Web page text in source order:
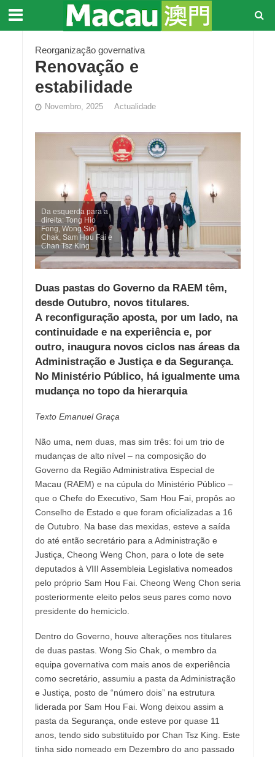
Reorganização governativa
Renovação e
estabilidade
Novembro, 2025 Actualidade
Da esquerda para a
direita: Tong Hio
Fong, Wong Sio
Chak, Sam Hou Fai e
Chan Tsz King
Duas pastas do Governo da RAEM têm,
desde Outubro, novos titulares.
A reconfiguração aposta, por um lado, na
continuidade e na experiência e, por
outro, inaugura novos ciclos nas áreas da
Administração e Justiça e da Segurança.
No Ministério Público, há igualmente uma
mudança no topo da hierarquia
Texto Emanuel Graça
Não uma, nem duas, mas sim três: foi um trio de
mudanças de alto nível – na composição do
Governo da Região Administrativa Especial de
Macau (RAEM) e na cúpula do Ministério Público –
que o Chefe do Executivo, Sam Hou Fai, propôs ao
Conselho de Estado e que foram oficializadas a 16
de Outubro. Na base das mexidas, esteve a saída
do até então secretário para a Administração e
Justiça, Cheong Weng Chon, para o lote de sete
deputados à VIII Assembleia Legislativa nomeados
pelo próprio Sam Hou Fai. Cheong Weng Chon seria
posteriormente eleito pelos seus pares como novo
presidente do hemiciclo.
Dentro do Governo, houve alterações nos titulares
de duas pastas. Wong Sio Chak, o membro da
equipa governativa com mais anos de experiência
como secretário, assumiu a pasta da Administração
e Justiça, posto de “número dois” na estrutura
liderada por Sam Hou Fai. Wong deixou assim a
pasta da Segurança, onde esteve por quase 11
anos, tendo sido substituído por Chan Tsz King. Este
tinha sido nomeado em Dezembro do ano passado